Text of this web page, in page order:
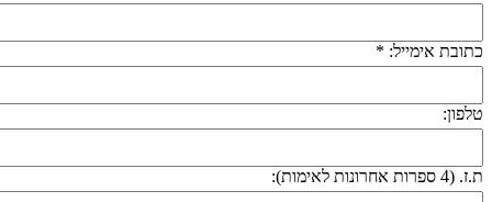
אימייל: *
אחרונות לאימות):